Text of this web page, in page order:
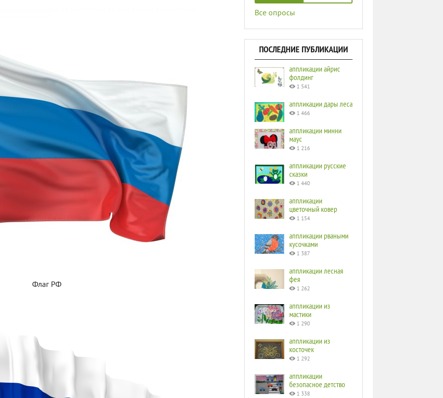
Флаг РФ
Все опросы
ПОСЛЕДНИЕ ПУБЛИКАЦИИ
аппликации айрис
фолдинг
1 541
аппликации дары леса
1 466
аппликации минни
маус
1 216
аппликации русские
сказки
1 440
аппликации
цветочный ковер
1 154
аппликации рваными
кусочками
1 387
аппликации лесная
фея
1 262
аппликации из
мастики
1 290
аппликации из
косточек
1 292
аппликации
безопасное детство
1 338